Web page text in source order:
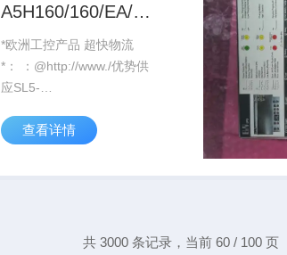
A5H160/160/EA/UNF5AS300BS300-
G24
*欧洲工控产品 超快物流
*： ：@http://www./优势供
应SL5-
G24查看详情
共 3000 条记录，当前 60 / 100 页